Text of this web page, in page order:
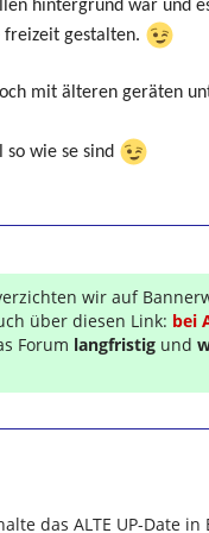
hintergrund war und
gestalten.
mit älteren geräten
wie se sind
wir auf
über diesen Link: bei
Forum langfristig und
das ALTE UP-Date in